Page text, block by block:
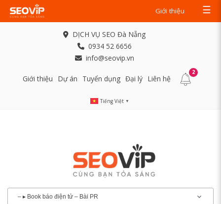
Giới thiệu ☰
DỊCH VỤ SEO Đà Nẵng
0934 52 6656
info@seovip.vn
Giới thiệu Dự án Tuyển dụng Đại lý Liên hệ
2
Tiếng Việt ▼